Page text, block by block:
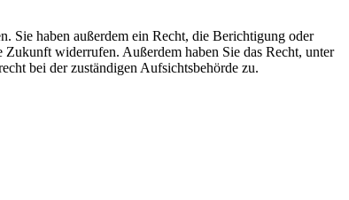
Sie haben außerdem ein Recht, die Berichtigung oder
widerrufen. Außerdem haben Sie das Recht, unter
bei der zuständigen Aufsichtsbehörde zu.